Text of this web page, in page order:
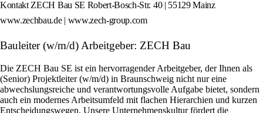
Kontakt ZECH Bau SE Robert-Bosch-Str. 40 | 55129 Mainz
www.zechbau.de | www.zech-group.com
Bauleiter (w/m/d) Arbeitgeber: ZECH Bau
Die ZECH Bau SE ist ein hervorragender Arbeitgeber, der Ihnen als
(Senior) Projektleiter (w/m/d) in Braunschweig nicht nur eine
abwechslungsreiche und verantwortungsvolle Aufgabe bietet, sondern
auch ein modernes Arbeitsumfeld mit flachen Hierarchien und kurzen
Entscheidungswegen. Unsere Unternehmenskultur fördert die